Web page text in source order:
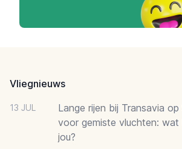
Vliegnieuws
13 JUL
Lange rijen bij Transavia
voor gemiste vluchten:
jou?